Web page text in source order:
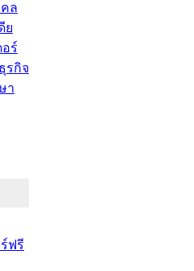
ล
ย
อร์
รกิจ
า
ฟรี